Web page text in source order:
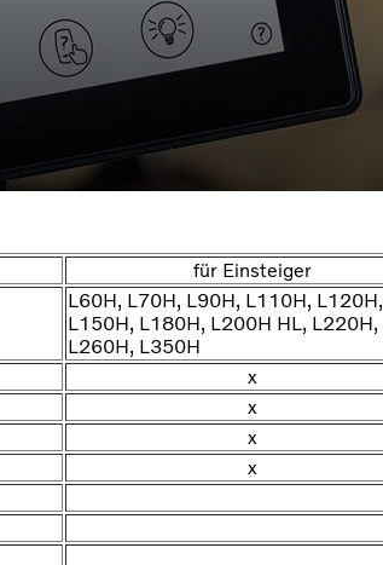
für Einsteiger
L60H, L70H, L90H, L110H, L120H,
L150H, L180H, L200H HL, L220H,
L260H, L350H
x
x
x
x